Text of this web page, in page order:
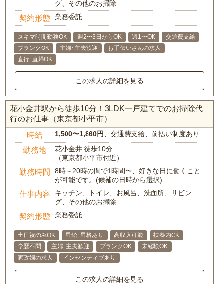
グ、その他のお掃除
契約形態 業務委託
スキマ時間勤務OK 週2〜3日からOK 週1〜OK
交通費支給
ブランクOK
主婦･主夫歓迎
お手伝いさんの求人
直行･直帰OK
この求人の詳細を見る
花小金井駅から徒歩10分！3LDK一戸建てでのお掃除代
行のお仕事（東京都小平市）
時給 1,500〜1,860円、交通費支給、前払い制度あり
勤務地
花小金井 徒歩10分
（東京都小平市付近）
勤務時間
8時～20時の間で1時間〜、好きな日に働くこと
が可能です。(候補の日時から選択)
仕事内容
キッチン、トイレ、お風呂、洗面所、リビン
グ、その他のお掃除
契約形態 業務委託
土日祝のみOK 昇給･昇格あり 高収入可能
扶養内OK
学歴不問
主婦･主夫歓迎 ブランクOK
未経験OK
家政婦の求人
インセンティブあり
この求人の詳細を見る